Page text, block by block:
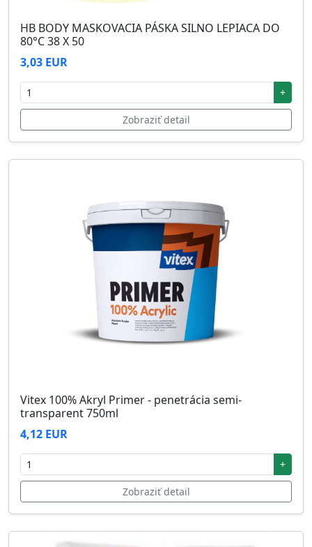
HB BODY MASKOVACIA PÁSKA SILNO LEPIACA DO
80°C 38 X 50
3,03 EUR
+
Zobraziť detail
Vitex 100% Akryl Primer - penetrácia semi-
transparent 750ml
4,12 EUR
+
Zobraziť detail